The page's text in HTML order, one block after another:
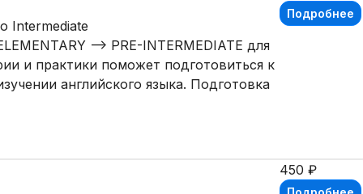
Intermediate
--> PRE-INTERMEDIATE для
и практики поможет подготовиться к
английского языка. Подготовка
Подробнее
450 ₽